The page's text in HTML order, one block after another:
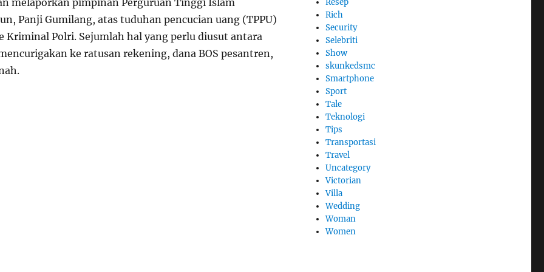
Panji Gumilang, atas tuduhan pencucian uang (TPPU)
Kriminal Polri. Sejumlah hal yang perlu diusut antara
ke ratusan rekening, dana BOS pesantren,
Resep
Rich
Security
Selebriti
Show
skunkedsmc
Smartphone
Sport
Tale
Teknologi
Tips
Transportasi
Travel
Uncategory
Victorian
Villa
Wedding
Woman
Women